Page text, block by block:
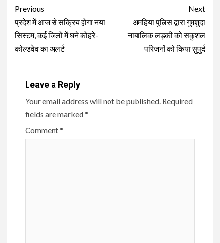
Continue
Reading
Previous
प्रदेश में आज से सक्रिय होगा नया
सिस्टम, कई जिलों में घने कोहरे-
कोल्डवेव का अलर्ट
Next
अमहिया पुलिस द्वारा गुमशुदा
नाबालिक लड़की को सकुशल
परिजनों को किया सुपुर्द
Leave a Reply
Your email address will not be published. Required
fields are marked*
Comment*